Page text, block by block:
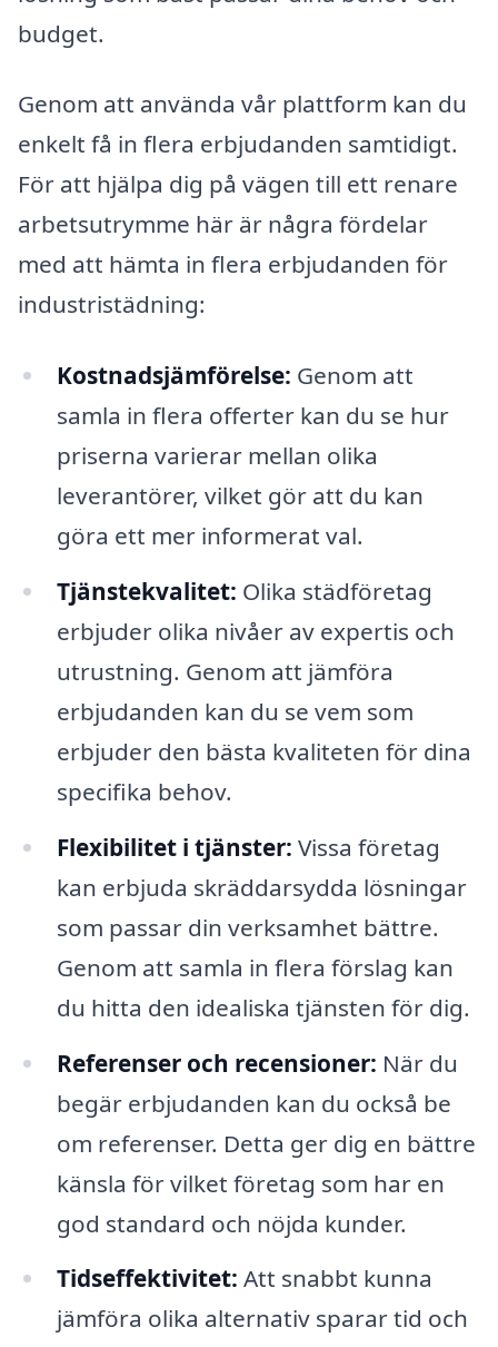
budget.
Genom att använda vår plattform kan du
enkelt få in flera erbjudanden samtidigt.
För att hjälpa dig på vägen till ett renare
arbetsutrymme här är några fördelar
med att hämta in flera erbjudanden för
industristädning:
Kostnadsjämförelse: Genom att
samla in flera offerter kan du se hur
priserna varierar mellan olika
leverantörer, vilket gör att du kan
göra ett mer informerat val.
Tjänstekvalitet: Olika städföretag
erbjuder olika nivåer av expertis och
utrustning. Genom att jämföra
erbjudanden kan du se vem som
erbjuder den bästa kvaliteten för dina
specifika behov.
Flexibilitet i tjänster: Vissa företag
kan erbjuda skräddarsydda lösningar
som passar din verksamhet bättre.
Genom att samla in flera förslag kan
du hitta den idealiska tjänsten för dig.
Referenser och recensioner: När du
begär erbjudanden kan du också be
om referenser. Detta ger dig en bättre
känsla för vilket företag som har en
god standard och nöjda kunder.
Tidseffektivitet: Att snabbt kunna
jämföra olika alternativ sparar tid och